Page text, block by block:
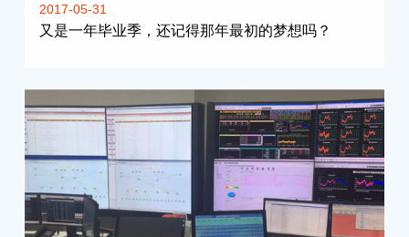
2017-05-31
又是一年毕业季，还记得那年最初的梦想吗？